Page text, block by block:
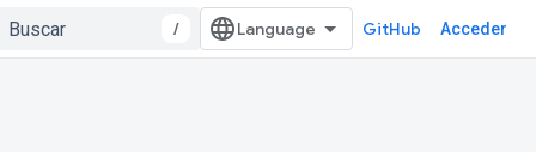
/ GitHub Acceder